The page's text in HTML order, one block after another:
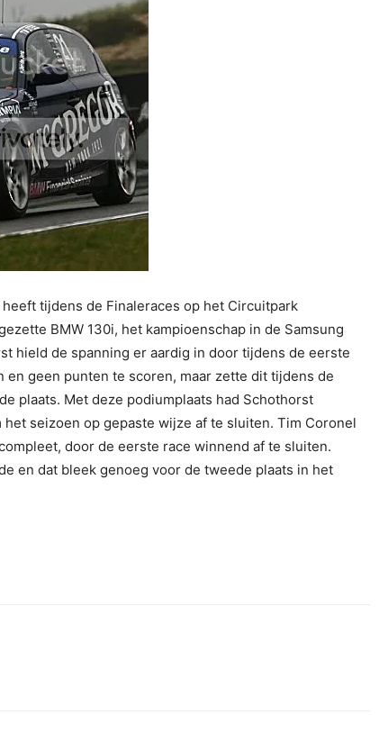
tijdens de Finaleraces op het Circuitpark
BMW 130i, het kampioenschap in de Samsung
hield de spanning er aardig in door tijdens de eerste
geen punten te scoren, maar zette dit tijdens de
plaats. Met deze podiumplaats had Schothorst
seizoen op gepaste wijze af te sluiten. Tim Coronel
door de eerste race winnend af te sluiten.
en dat bleek genoeg voor de tweede plaats in het